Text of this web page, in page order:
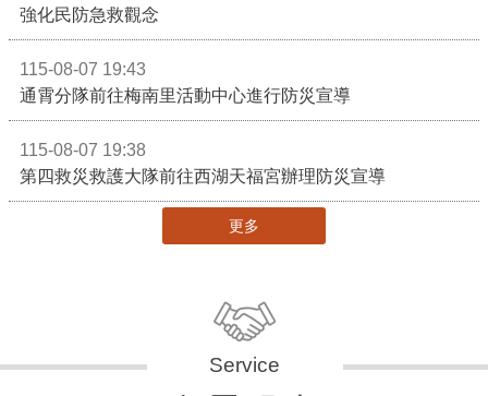
強化民防急救觀念
115-08-07 19:43
通霄分隊前往梅南里活動中心進行防災宣導
115-08-07 19:38
第四救災救護大隊前往西湖天福宮辦理防災宣導
更多